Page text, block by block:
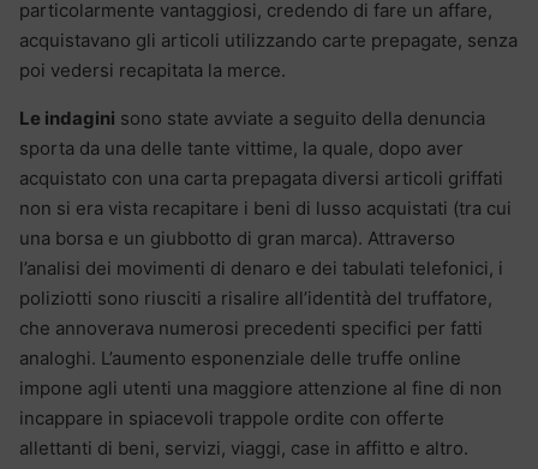
particolarmente vantaggiosi, credendo di fare un affare,
acquistavano gli articoli utilizzando carte prepagate, senza
poi vedersi recapitata la merce.
Le indagini sono state avviate a seguito della denuncia
sporta da una delle tante vittime, la quale, dopo aver
acquistato con una carta prepagata diversi articoli griffati
non si era vista recapitare i beni di lusso acquistati (tra cui
una borsa e un giubbotto di gran marca). Attraverso
l’analisi dei movimenti di denaro e dei tabulati telefonici, i
poliziotti sono riusciti a risalire all’identità del truffatore,
che annoverava numerosi precedenti specifici per fatti
analoghi. L’aumento esponenziale delle truffe online
impone agli utenti una maggiore attenzione al fine di non
incappare in spiacevoli trappole ordite con offerte
allettanti di beni, servizi, viaggi, case in affitto e altro.